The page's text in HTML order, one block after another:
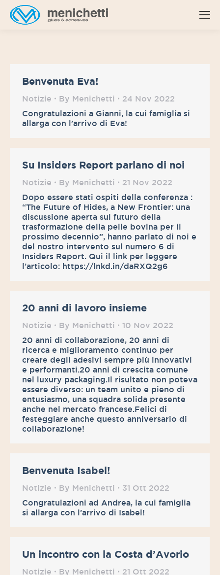
Benvenuta Eva!
Notizie By Menichetti
24 Nov 2022
Congratulazioni a Gianni, la cui famiglia si
allarga con l’arrivo di Eva!
Su Insiders Report parlano di noi
Notizie By Menichetti
21 Nov 2022
Dopo essere stati ospiti della conferenza :
“The Future of Hides, a New Frontier: una
discussione aperta sul futuro della
trasformazione della pelle bovina per il
prossimo decennio”, hanno parlato di noi e
del nostro intervento sul numero 6 di
Insiders Report. Qui il link per leggere
l’articolo: https://lnkd.in/daRXQ2g6
20 anni di lavoro insieme
Notizie By Menichetti
10 Nov 2022
20 anni di collaborazione, 20 anni di
ricerca e miglioramento continuo per
creare degli adesivi sempre più innovativi
e performanti.20 anni di crescita comune
nel luxury packaging.Il risultato non poteva
essere diverso: un team unito e pieno di
entusiasmo, una squadra solida presente
anche nel mercato francese.Felici di
festeggiare anche questo anniversario di
collaborazione!
Benvenuta Isabel!
Notizie By Menichetti
31 Ott 2022
Congratulazioni ad Andrea, la cui famiglia
si allarga con l’arrivo di Isabel!
Un incontro con la Costa d’Avorio
Notizie By Menichetti
21 Ott 2022